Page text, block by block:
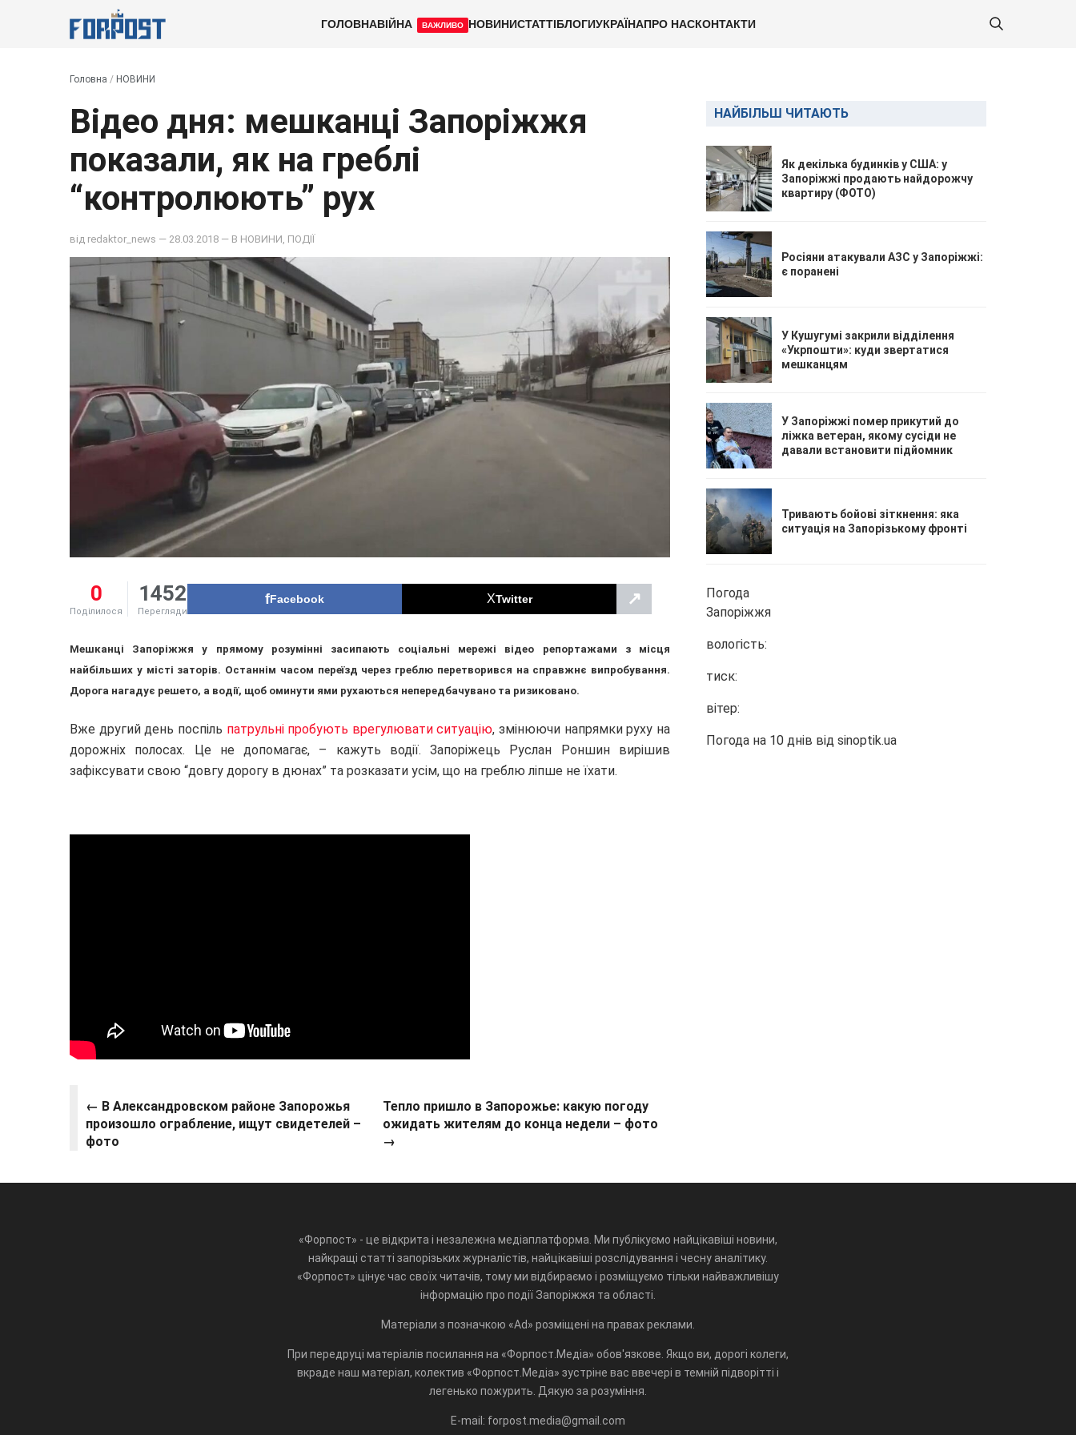
ГОЛОВНАВІЙНА ВАЖЛИВО НОВИНИСТАТТІБЛОГИУКРАЇНАПРО НАСКОНТАКТИ
Головна / НОВИНИ
Відео дня: мешканці Запоріжжя
показали, як на греблі
“контролюють” рух
від redaktor_news — 28.03.2018 — В НОВИНИ ПОДІЇ
0
Поділилося
1452
Перегляди
Facebook Twitter ↗
Мешканці Запоріжжя у прямому розумінні засипають соціальні мережі відео репортажами з місця
найбільших у місті заторів. Останнім часом переїзд через греблю перетворився на справжнє випробування.
Дорога нагадує решето, а водії, щоб оминути ями рухаються непередбачувано та ризиковано.
Вже другий день поспіль патрульні пробують врегулювати ситуацію, змінюючи напрямки руху на
дорожніх полосах. Це не допомагає, – кажуть водії. Запоріжець Руслан Роншин вирішив
зафіксувати свою “довгу дорогу в дюнах” та розказати усім, що на греблю ліпше не їхати.
← В Александровском районе Запорожья
произошло ограбление, ищут свидетелей –
фото
Тепло пришло в Запорожье: какую погоду
ожидать жителям до конца недели – фото
→
НАЙБІЛЬШ ЧИТАЮТЬ
Як декілька будинків у США: у
Запоріжжі продають найдорожчу
квартиру (ФОТО)
Росіяни атакували АЗС у Запоріжжі:
є поранені
У Кушугумі закрили відділення
«Укрпошти»: куди звертатися
мешканцям
У Запоріжжі помер прикутий до
ліжка ветеран, якому сусіди не
давали встановити підйомник
Тривають бойові зіткнення: яка
ситуація на Запорізькому фронті
Погода
Запоріжжя
вологість:
тиск:
вітер:
Погода на 10 днів від sinoptik.ua
«Форпост» - це відкрита і незалежна медіаплатформа. Ми публікуємо найцікавіші новини,
найкращі статті запорізьких журналістів, найцікавіші розслідування і чесну аналітику.
«Форпост» цінує час своїх читачів, тому ми відбираємо і розміщуємо тільки найважливішу
інформацію про події Запоріжжя та області.
Матеріали з позначкою «Ad» розміщені на правах реклами.
При передруці матеріалів посилання на «Форпост.Медіа» обов'язкове. Якщо ви, дорогі колеги,
вкраде наш матеріал, колектив «Форпост.Медіа» зустріне вас ввечері в темній підворітті і
легенько пожурить. Дякую за розуміння.
E-mail: forpost.media@gmail.com